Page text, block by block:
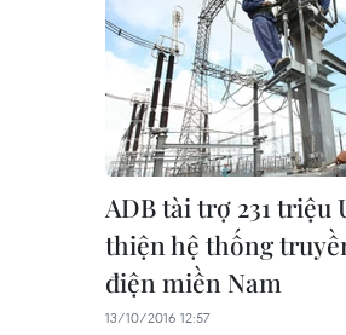
ADB tài trợ 231 triệu
thiện hệ thống
điện miền Nam
13/10/2016 12:57